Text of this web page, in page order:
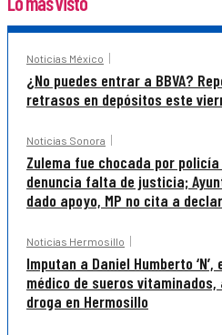
Noticias México
¿No puedes entrar a BBVA?
retrasos en depósitos este
Noticias Sonora
Zulema fue chocada por
denuncia falta de justicia;
dado apoyo, MP no cita a
Noticias Hermosillo
Imputan a Daniel Humberto
médico de sueros
droga en Hermosillo